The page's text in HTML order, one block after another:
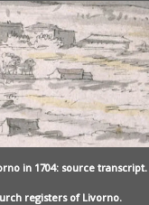
in 1704: source transcript.
registers of Livorno.